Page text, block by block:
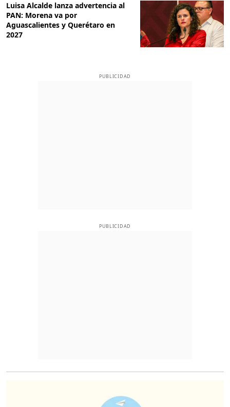
Luisa Alcalde lanza advertencia al
PAN: Morena va por
Aguascalientes y Querétaro en
2027
PUBLICIDAD
PUBLICIDAD